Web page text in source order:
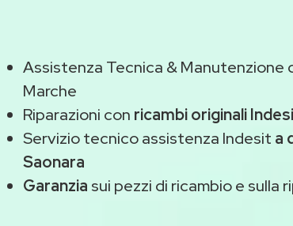
Assistenza Tecnica & Manutenzione
Marche
Riparazioni con ricambi originali
Servizio tecnico assistenza Indesit a
Saonara
Garanzia sui pezzi di ricambio e sulla